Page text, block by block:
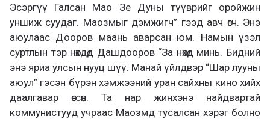
Эсэргүү Галсан Мао Зе Дуны түүврийг оройжин
уншиж суудаг. Маозмыг дэмжигч” гээд авч өгч. Энэ
аюулаас Дооров маань аварсан юм. Намын үзэл
суртлын тэр нөхдөд Дашдооров “За нөхөд минь. Бидний
энэ яриа улсын нууц шүү. Манай үйлдвэр “Шар лууны
аюул” гэсэн бүрэн хэмжээний уран сайхны кино хийх
даалгавар өгсөн. Та нар жинхэнэ найдвартай
коммунистууд учраас Маозмд тусалсан хэрэг болно